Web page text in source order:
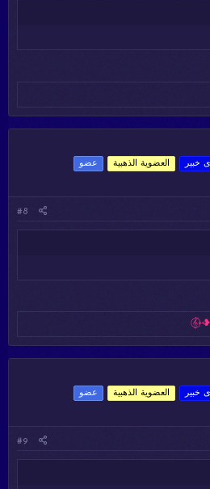
خبير العضوية الذهبية
عضو
#8
خبير العضوية الذهبية
عضو
#9